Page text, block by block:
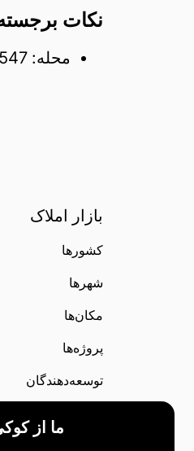
ما از
نکات برجسته
محله: 13547
بازار املاک
کشورها
شهرها
مکان‌ها
پروژه‌ها
توسعه‌دهندگان